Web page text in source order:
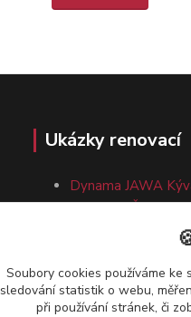
Ukázky renovací
Dynama JAWA
Magneto ČZ
Vysokonapěťová
Dynama JAWA
Soubory cookies používáme
sledování statistik o webu,
při používání stránek, či